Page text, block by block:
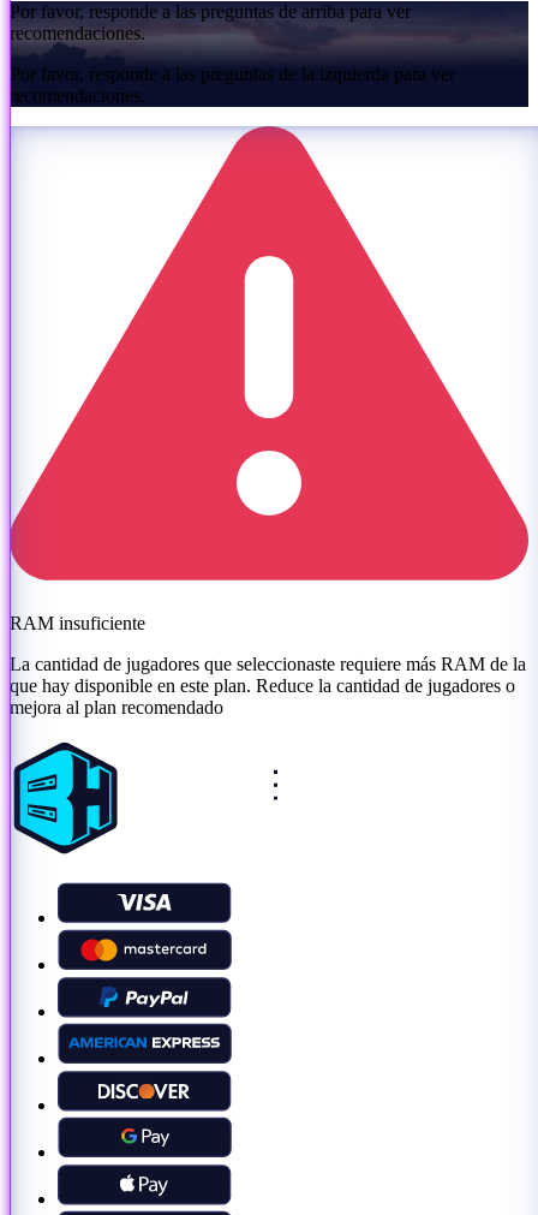
Por favor, responde a las preguntas de arriba para ver
recomendaciones.
Por favor, responde a las preguntas de la izquierda para ver
recomendaciones.
RAM insuficiente
La cantidad de jugadores que seleccionaste requiere más RAM de la
que hay disponible en este plan. Reduce la cantidad de jugadores o
mejora al plan recomendado